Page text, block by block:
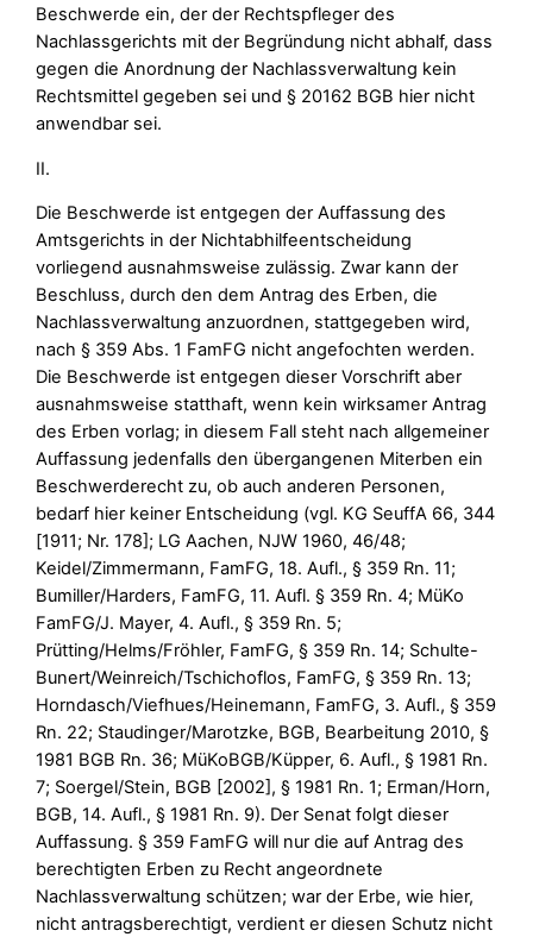
Beschwerde ein, der der Rechtspfleger des
Nachlassgerichts mit der Begründung nicht abhalf, dass
gegen die Anordnung der Nachlassverwaltung kein
Rechtsmittel gegeben sei und § 20162 BGB hier nicht
anwendbar sei.
II.
Die Beschwerde ist entgegen der Auffassung des
Amtsgerichts in der Nichtabhilfeentscheidung
vorliegend ausnahmsweise zulässig. Zwar kann der
Beschluss, durch den dem Antrag des Erben, die
Nachlassverwaltung anzuordnen, stattgegeben wird,
nach § 359 Abs. 1 FamFG nicht angefochten werden.
Die Beschwerde ist entgegen dieser Vorschrift aber
ausnahmsweise statthaft, wenn kein wirksamer Antrag
des Erben vorlag; in diesem Fall steht nach allgemeiner
Auffassung jedenfalls den übergangenen Miterben ein
Beschwerderecht zu, ob auch anderen Personen,
bedarf hier keiner Entscheidung (vgl. KG SeuffA 66, 344
[1911; Nr. 178]; LG Aachen, NJW 1960, 46/48;
Keidel/Zimmermann, FamFG, 18. Aufl., § 359 Rn. 11;
Bumiller/Harders, FamFG, 11. Aufl. § 359 Rn. 4; MüKo
FamFG/J. Mayer, 4. Aufl., § 359 Rn. 5;
Prütting/Helms/Fröhler, FamFG, § 359 Rn. 14; Schulte-
Bunert/Weinreich/Tschichoflos, FamFG, § 359 Rn. 13;
Horndasch/Viefhues/Heinemann, FamFG, 3. Aufl., § 359
Rn. 22; Staudinger/Marotzke, BGB, Bearbeitung 2010, §
1981 BGB Rn. 36; MüKoBGB/Küpper, 6. Aufl., § 1981 Rn.
7; Soergel/Stein, BGB [2002], § 1981 Rn. 1; Erman/Horn,
BGB, 14. Aufl., § 1981 Rn. 9). Der Senat folgt dieser
Auffassung. § 359 FamFG will nur die auf Antrag des
berechtigten Erben zu Recht angeordnete
Nachlassverwaltung schützen; war der Erbe, wie hier,
nicht antragsberechtigt, verdient er diesen Schutz nicht